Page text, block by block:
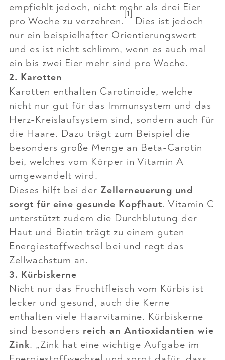
empfiehlt jedoch, nicht mehr als drei Eier
pro Woche zu verzehren.
[1]
Dies ist jedoch
nur ein beispielhafter Orientierungswert
und es ist nicht schlimm, wenn es auch mal
ein bis zwei Eier mehr sind pro Woche.
2. Karotten
Karotten enthalten Carotinoide, welche
nicht nur gut für das Immunsystem und das
Herz-Kreislaufsystem sind, sondern auch für
die Haare. Dazu trägt zum Beispiel die
besonders große Menge an Beta-Carotin
bei, welches vom Körper in Vitamin A
umgewandelt wird.
Dieses hilft bei der Zellerneuerung und
sorgt für eine gesunde Kopfhaut. Vitamin C
unterstützt zudem die Durchblutung der
Haut und Biotin trägt zu einem guten
Energiestoffwechsel bei und regt das
Zellwachstum an.
3. Kürbiskerne
Nicht nur das Fruchtfleisch vom Kürbis ist
lecker und gesund, auch die Kerne
enthalten viele Haarvitamine. Kürbiskerne
sind besonders reich an Antioxidantien wie
Zink. „Zink hat eine wichtige Aufgabe im